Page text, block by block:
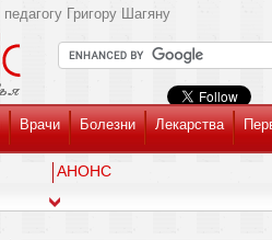
Григору Шагяну
Врачи Болезни Лекарства
АНОНС